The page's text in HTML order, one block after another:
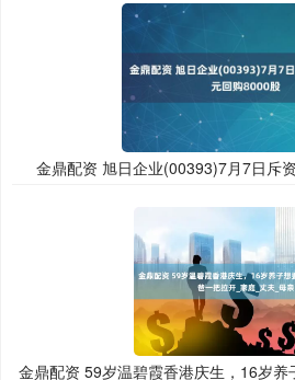
金鼎配资 旭日企业(00393)7月7日斥
金鼎配资 59岁温碧霞香港庆生，16岁